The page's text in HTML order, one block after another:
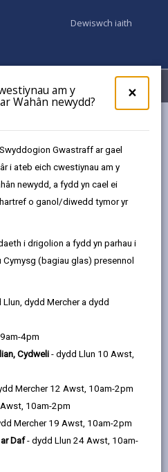
×
am y
Wahân newydd?
Gwastraff ar gael
i ateb eich cwestiynau am y
newydd, a fydd yn cael ei
o ganol/diwedd tymor yr
i drigolion a fydd yn parhau i
(bagiau glas) presennol
Llun, dydd Mercher a dydd
4pm
Cydweli- dydd Llun 10 Awst,
Mercher 12 Awst, 10am-2pm
10am-2pm
Mercher 19 Awst, 10am-2pm
Daf- dydd Llun 24 Awst, 10am-
Dewiswch iaith
Ddewisol yn y Cartref
- Addysg
08/2025
share
page
Facebook,
opens
a
new
tab
share
page
(Twitter),
in
new
tab
share
opens
a
tab
derm a ddefnyddir i
gofalwyr yn addysgu eu
hanfon i’r ysgol. Nid yw
cartref yn benderfyniad y
bach. Bydd yn golygu
amser, eich egni a'ch
plentyn gartref, bydd
addas. Dylai'r arddull dysgu